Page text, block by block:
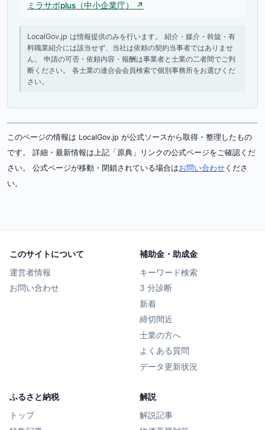
ミラサポplus（中小企業庁） ↗
LocalGov.jp は情報提供のみを行います。 紹介・媒介・斡旋・有
料職業紹介には該当せず、当社は依頼の契約当事者ではありませ
ん。 申請の可否・依頼内容・報酬は事業者と士業の二者間でご判
断ください。 各士業の連合会会員検索で個別事務所をお選びくだ
さい。
このページの情報は LocalGov.jp が公式ソースから取得・整理したもの
です。 詳細・最新情報は上記「原典」リンクの公式ページをご確認くだ
さい。 公式ページが移動・閉鎖されている場合はお問い合わせ くださ
い。
このサイトについて
運営者情報
お問い合わせ
補助金・助成金
キーワード検索
3 分診断
新着
締切間近
士業の方へ
よくある質問
データ更新状況
ふるさと納税
トップ
解説
解説記事